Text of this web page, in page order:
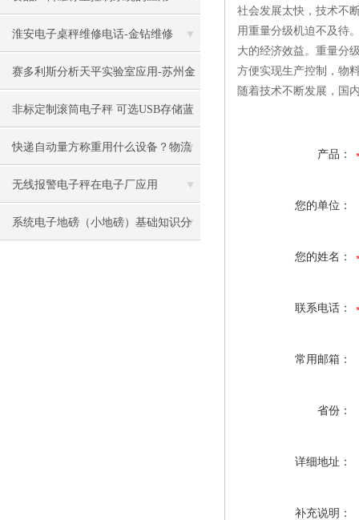
淮安电子桌秤维修电话-金钻维修
赛多利斯分析天平实验室应用-苏州金
钻
非标定制滚筒电子秤 可选USB存储蓝
牙数据传输-苏州金钻
快递自动量方称重用什么设备？物流
DWS 设备全介绍
无线报警电子秤在电子厂应用
系统电子地磅（小地磅）基础知识分
社会发展太快，技术不
用重量分级机迫不及待
大的经济效益。重量分
方便实现生产控制，物
随着技术不断发展，国
产品：
您的单位：
您的姓名：
联系电话：
常用邮箱：
省份：
详细地址：
补充说明：